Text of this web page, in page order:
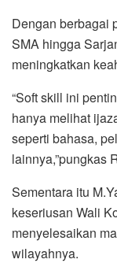
Dengan berbagai
SMA hingga
meningkatkan
“Soft skill ini
hanya melihat
seperti bahasa,
lainnya,”pungkas
Sementara itu
keseriusan Wali
menyelesaikan
wilayahnya.